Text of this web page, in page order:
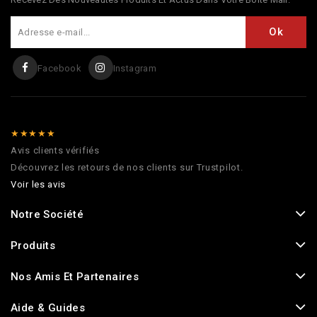
Facebook Instagram
★★★★★
Avis clients vérifiés
Découvrez les retours de nos clients sur Trustpilot.
Voir les avis
Notre Société
Produits
Nos Amis Et Partenaires
Aide & Guides